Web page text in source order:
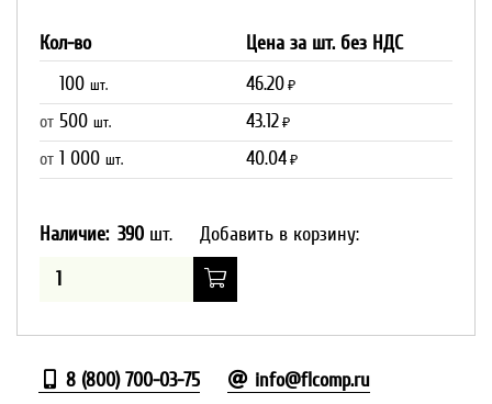
Кол-во
Цена за шт. без НДС
100 шт. 46.20 ₽
от 500 шт. 43.12 ₽
от 1 000 шт. 40.04 ₽
Наличие: 390 шт. Добавить в корзину:
8 (800) 700-03-75 info@flcomp.ru